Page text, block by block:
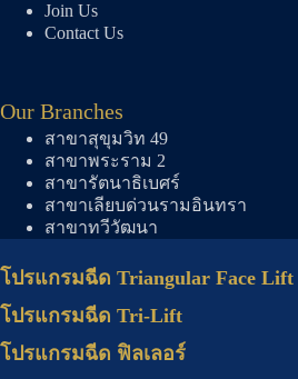
Join Us
Contact Us
Our Branches
สาขาสุขุมวิท 49
สาขาพระราม 2
สาขารัตนาธิเบศร์
สาขาเลียบด่วนรามอินทรา
สาขาทวีวัฒนา
โปรแกรมฉีด Triangular Face Lift
โปรแกรมฉีด Tri-Lift
โปรแกรมฉีด ฟิลเลอร์